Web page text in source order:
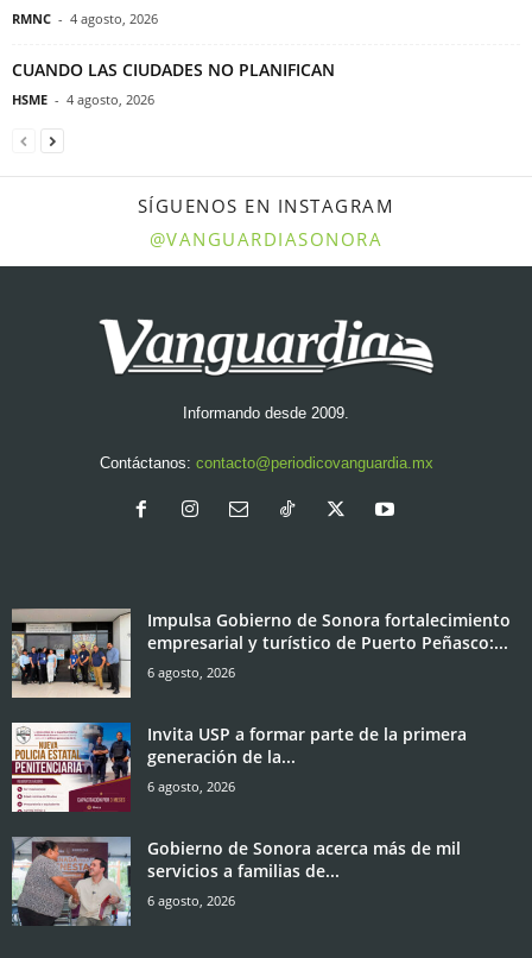
RMNC - 4 agosto, 2026
CUANDO LAS CIUDADES NO PLANIFICAN
HSME - 4 agosto, 2026
SÍGUENOS EN INSTAGRAM
@VANGUARDIASONORA
Informando desde 2009.
Contáctanos: contacto@periodicovanguardia.mx
Impulsa Gobierno de Sonora fortalecimiento
empresarial y turístico de Puerto Peñasco:...
6 agosto, 2026
Invita USP a formar parte de la primera
generación de la...
6 agosto, 2026
Gobierno de Sonora acerca más de mil
servicios a familias de...
6 agosto, 2026